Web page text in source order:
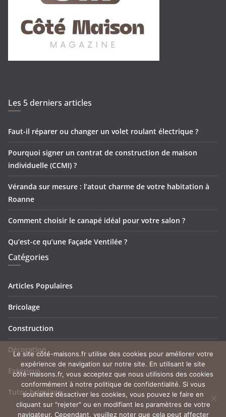
Les 5 derniers articles
Faut-il réparer ou changer un volet roulant électrique ?
Pourquoi signer un contrat de construction de maison
individuelle (CCMI) ?
Véranda sur mesure : l’atout charme de votre habitation à
Roanne
Comment choisir le canapé idéal pour votre salon ?
Qu’est-ce qu’une Façade Ventilée ?
Catégories
Articles Populaires
Bricolage
Construction
Décoration
Extérieur
Tutos bricolage
Le site côté-maisons.fr utilise des cookies pour améliorer votre
expérience de navigation sur notre site. En utilisant le site
côté-maisons.fr, vous acceptez que nous utilisions des cookies
conformément à notre politique de confidentialité. Si vous
souhaitez désactiver les cookies, vous pouvez le faire en
cliquant sur "rejeter" ou en modifiant les paramètres de votre
navigateur. Cependant, veuillez noter que cela peut affecter